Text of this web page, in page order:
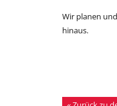
Wir planen
hinaus.